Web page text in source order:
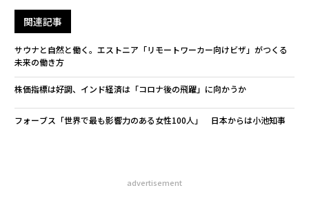
関連記事
サウナと自然と働く。エストニア「リモートワーカー向けビザ」がつくる
未来の働き方
株価指標は好調、インド経済は「コロナ後の飛躍」に向かうか
フォーブス「世界で最も影響力のある女性100人」 日本からは小池知事
advertisement